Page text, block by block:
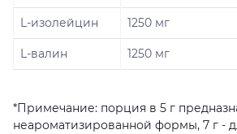
L-изолейцин 1250 мг
L-валин 1250 мг
*Примечание: порция в 5 г
неароматизированной формы, 7 г -